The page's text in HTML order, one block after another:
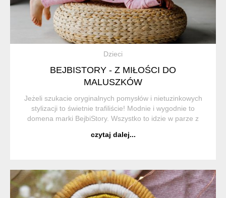
Dzieci
BEJBISTORY - Z MIŁOŚCI DO
MALUSZKÓW
Jeżeli szukacie oryginalnych pomysłów i nietuzinkowych
stylizacji to świetnie trafiliście! Modnie i wygodnie to
domena marki BejbiStory. Wszystko to idzie w parze z
dzięki czemu szyte rzeczy s...
czytaj dalej...